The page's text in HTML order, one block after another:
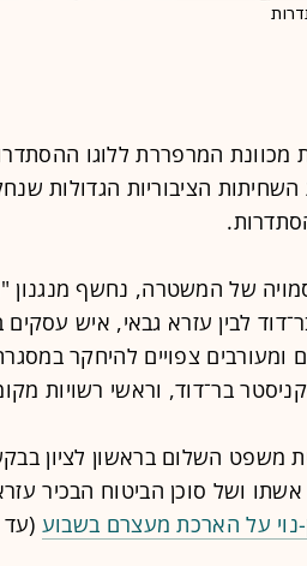
המרפררת ללוגו
הציבוריות הגדולות
של המשטרה, נחשף מנגנון
לבין עזרא גבאי, איש עסקים
מעל 300 נחקרים ומעורבים צפויים
בר־דוד, וראשי רשויות
משפט השלום בראשון לציון
ושל סוכן הביטוח הבכיר עזרא גבאי
נוי על הארכת מעצרם בשבוע (עד 10 בנובמבר).